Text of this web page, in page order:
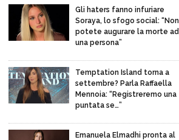
Gli haters fanno infuriare
Soraya, lo sfogo social: “Non
potete augurare la morte ad
una persona”
Temptation Island torna a
settembre? Parla Raffaella
Mennoia: “Registreremo una
puntata se…”
Emanuela Elmadhi pronta al